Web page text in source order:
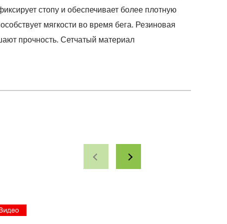
стопу и обеспечивает более плотную
мягкости во время бега. Резиновая
прочность. Сетчатый материал